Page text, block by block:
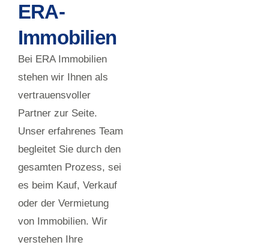
ERA-
Immobilien
Bei ERA Immobilien
stehen wir Ihnen als
vertrauensvoller
Partner zur Seite.
Unser erfahrenes Team
begleitet Sie durch den
gesamten Prozess, sei
es beim Kauf, Verkauf
oder der Vermietung
von Immobilien. Wir
verstehen Ihre